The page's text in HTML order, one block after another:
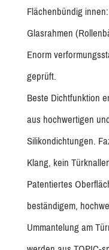
Flächenbündig
Glasrahmen
Enorm
geprüft.
Beste Dichtfunktion
aus hochwertigen
Silikondichtungen.
Klang, kein
Patentiertes
beständigem,
Ummantelung am